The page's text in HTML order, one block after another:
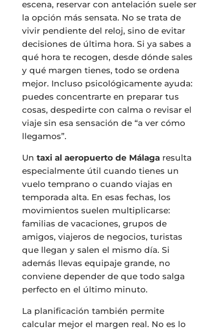
escena, reservar con antelación suele ser
la opción más sensata. No se trata de
vivir pendiente del reloj, sino de evitar
decisiones de última hora. Si ya sabes a
qué hora te recogen, desde dónde sales
y qué margen tienes, todo se ordena
mejor. Incluso psicológicamente ayuda:
puedes concentrarte en preparar tus
cosas, despedirte con calma o revisar el
viaje sin esa sensación de “a ver cómo
llegamos”.
Un taxi al aeropuerto de Málagaresulta
especialmente útil cuando tienes un
vuelo temprano o cuando viajas en
temporada alta. En esas fechas, los
movimientos suelen multiplicarse:
familias de vacaciones, grupos de
amigos, viajeros de negocios, turistas
que llegan y salen el mismo día. Si
además llevas equipaje grande, no
conviene depender de que todo salga
perfecto en el último minuto.
La planificación también permite
calcular mejor el margen real. No es lo